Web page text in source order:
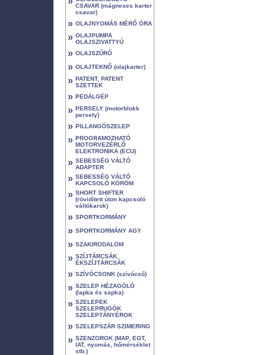
CSAVAR (mágneses karter
csavar)
» OLAJNYOMÁS MÉRŐ ÓRA
» OLAJPUMPA
OLAJSZIVATTYÚ
» OLAJSZŰRŐ
» OLAJTEKNŐ (olajkarter)
» PATENT, PATENT
SZETTEK
» PEDÁLGÉP
» PERSELY (motorblokk
persely)
» PILLANGÓSZELEP
» PROGRAMOZHATÓ
MOTORVEZÉRLŐ
ELEKTRONIKA (ECU)
» SEBESSÉG VÁLTÓ
ADAPTER
» SEBESSÉG VÁLTÓ
KAPCSOLÓ KÖRÖM
» SHORT SHIFTER
(rövidített úton kapcsoló
váltókarok)
» SPORTKORMÁNY
» SPORTKORMÁNY AGY
» SZAKIRODALOM
» SZÍJTÁRCSÁK,
ÉKSZÍJTÁRCSÁK
» SZÍVÓCSONK (szívócső)
» SZELEP HÉZAGÓLÓ
(lapka és sapka)
» SZELEPEK
SZELEPRUGÓK
SZELEPTÁNYÉROK
» SZELEPSZÁR SZIMERING
» SZENZOROK (MAP, EGT,
IAT, nyomás, hőmérséklet
stb.)